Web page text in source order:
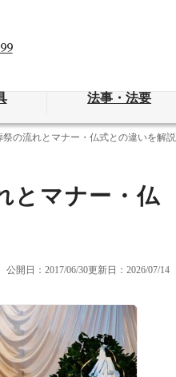
法事・法要
の流れとマナー・仏式との違いを解説
とマナー・仏
公開日：2017/06/30更新日：2026/07/14